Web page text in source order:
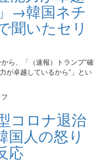
→韓国ネチ
聞いたセリ
ら、「（速報）トランプ”確
が卓越しているから”」とい
コロナ退治
国人の怒り
応